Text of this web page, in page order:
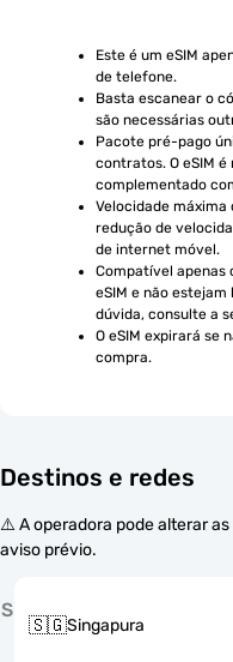
Este é um eSIM
de telefone.
Basta escanear o
são necessárias
Pacote pré-pago
contratos. O eSIM
complementado
Velocidade máxima
redução de
de internet móvel.
Compatível apenas
eSIM e não
dúvida, consulte a
O eSIM expirará se
compra.
Destinos e redes
⚠️ A operadora pode alterar
aviso prévio.
S
🇸🇬Singapura